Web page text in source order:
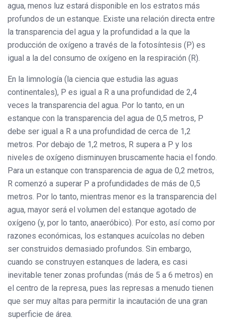
agua, menos luz estará disponible en los estratos más
profundos de un estanque. Existe una relación directa entre
la transparencia del agua y la profundidad a la que la
producción de oxígeno a través de la fotosíntesis (P) es
igual a la del consumo de oxígeno en la respiración (R).
En la limnología (la ciencia que estudia las aguas
continentales), P es igual a R a una profundidad de 2,4
veces la transparencia del agua. Por lo tanto, en un
estanque con la transparencia del agua de 0,5 metros, P
debe ser igual a R a una profundidad de cerca de 1,2
metros. Por debajo de 1,2 metros, R supera a P y los
niveles de oxígeno disminuyen bruscamente hacia el fondo.
Para un estanque con transparencia de agua de 0,2 metros,
R comenzó a superar P a profundidades de más de 0,5
metros. Por lo tanto, mientras menor es la transparencia del
agua, mayor será el volumen del estanque agotado de
oxígeno (y, por lo tanto, anaeróbico). Por esto, así como por
razones económicas, los estanques acuícolas no deben
ser construidos demasiado profundos. Sin embargo,
cuando se construyen estanques de ladera, es casi
inevitable tener zonas profundas (más de 5 a 6 metros) en
el centro de la represa, pues las represas a menudo tienen
que ser muy altas para permitir la incautación de una gran
superficie de área.